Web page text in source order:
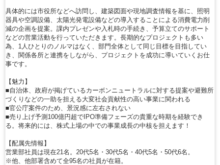
具体的には市役所などへ訪問し、建築図面や現地調査情報を基に、照明
器具や空調設備、太陽光発電設備などの導入することによる消費電力削
減の企画を提案。課内プレゼンや入札時の手続き、予算立てのサポート
などの営業活動を行っていただきます。長期的なプロジェクトも多い
為、1人ひとりのノルマはなく、部門全体として同じ目標を目指してい
き、関係各所と連携をしながら、プロジェクトを成功に導いていくお仕
事です。
【魅力】
■自治体、政府が掲げているカーボンニュートラルに対する提案や避難所
づくりなどの一助を担える大変社会貢献性の高い事業に関われる
■官公庁案件のため、景況感に左右されない
■売り上げ予測100億円超でIPO準備フェーズの貴重な時期を経験でき
る。将来的には、株式上場の中での事業成長の中核を担えます！
【配属先情報】
営業部社員は現在21名。20代5名・30代5名・40代5名・50代6名。
※他、他部署含めて全95名の社員が在籍。